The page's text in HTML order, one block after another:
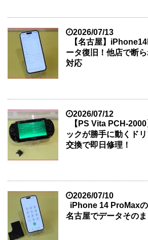
2026/07/13
【名古屋】
ータ復旧！他店で断
対応
2026/07/12
【PS Vita PCH-
ックが勝手に動くド
交換で即日修理！
2026/07/10
iPhone 14 ProMax
名古屋でデータそのま